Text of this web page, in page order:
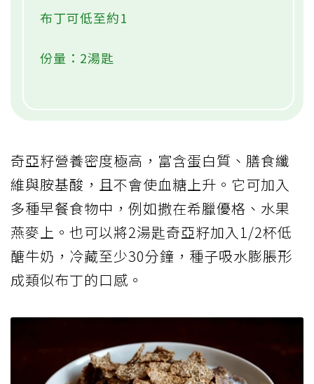
布丁可低至約1
份量：2湯匙
奇亞籽營養密度極高，富含蛋白質、膳食纖
維與胺基酸，且不會使血糖上升。它可加入
多種早餐食物中，例如撒在希臘優格、水果
燕麥上。也可以將2湯匙奇亞籽加入1/2杯低
醣牛奶，冷藏至少30分鐘，種子吸水膨脹形
成類似布丁的口感。